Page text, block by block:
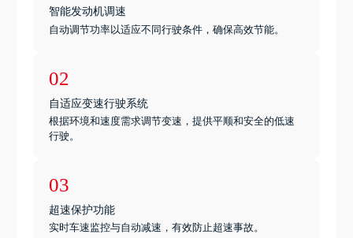
智能发动机调速
自动调节功率以适应不同行驶条件，确保高效节能。
02
自适应变速行驶系统
根据环境和速度需求调节变速，提供平顺和安全的低速
行驶。
03
超速保护功能
实时车速监控与自动减速，有效防止超速事故。